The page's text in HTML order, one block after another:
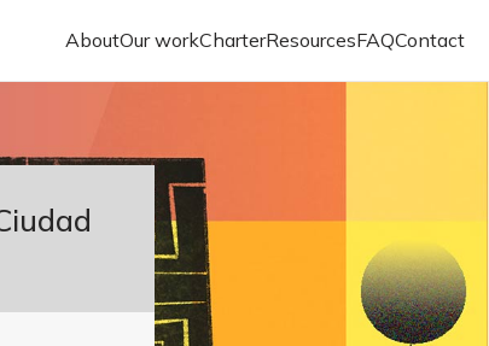
AboutOur workCharterResourcesFAQContact